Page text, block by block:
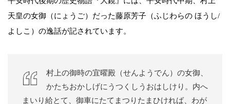
天皇の女御（にょうご）だった藤原芳子（ふじわらの ほうし/
よしこ）の逸話が記されています。
村上の御時の宜曜殿（せんようでん）の女御、
かたちおかしげにうつくしうおはしけり。内へ
まいり給とて、御車にたてまつりたまひければ、わが